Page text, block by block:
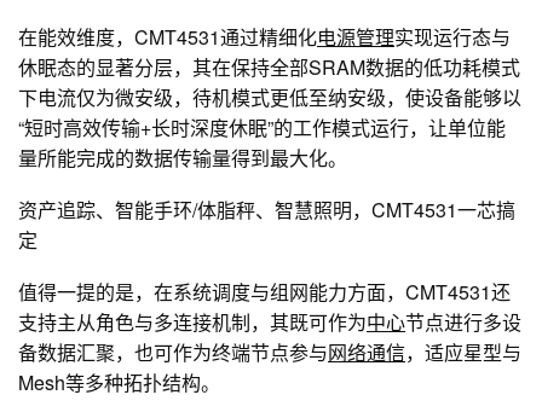
在能效维度，CMT4531通过精细化电源管理实现运行态与
休眠态的显著分层，其在保持全部SRAM数据的低功耗模式
下电流仅为微安级，待机模式更低至纳安级，使设备能够以
“短时高效传输+长时深度休眠”的工作模式运行，让单位能
量所能完成的数据传输量得到最大化。
资产追踪、智能手环/体脂秤、智慧照明，CMT4531一芯搞
定
值得一提的是，在系统调度与组网能力方面，CMT4531还
支持主从角色与多连接机制，其既可作为中心节点进行多设
备数据汇聚，也可作为终端节点参与网络通信，适应星型与
Mesh等多种拓扑结构。